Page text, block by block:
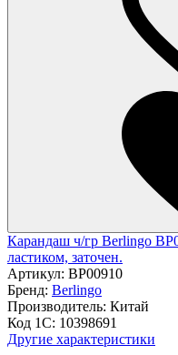
Карандаш ч/гр Berlingo
ластиком, заточен.
Артикул: BP00910
Бренд: Berlingo
Производитель: Китай
Код 1С: 10398691
Другие характеристики